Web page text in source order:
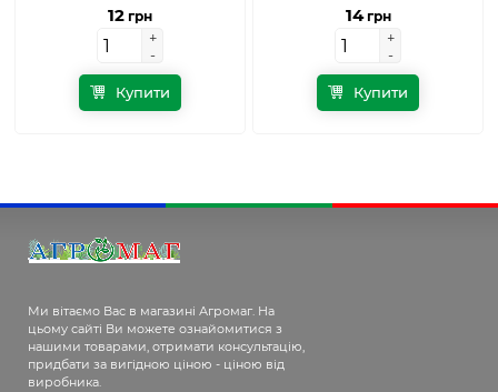
12 грн
+
-
+
-
Купити
14грн
+
-
+
-
Купити
Ми вітаємо Вас в магазині Агромаг. На
цьому сайті Ви можете ознайомитися з
нашими товарами, отримати консультацію,
придбати за вигідною ціною - ціною від
виробника.